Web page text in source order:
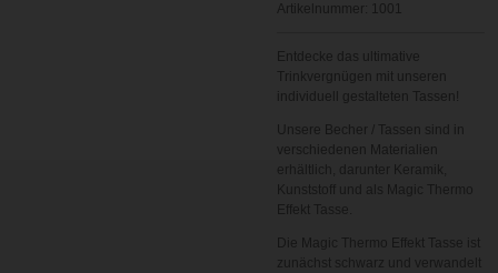
Artikelnummer:
Entdecke das ultimative
Trinkvergnügen mit unseren
individuell gestalteten Tassen!
Unsere Becher / Tassen sind in
verschiedenen Materialien
erhältlich, darunter Keramik,
Kunststoff und als Magic Thermo
Effekt Tasse.
Die Magic Thermo Effekt Tasse ist
zunächst schwarz und verwandelt